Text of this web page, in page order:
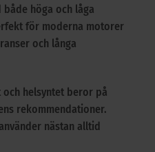
höga och låga
för moderna motorer
och långa
och helsyntet beror på
rekommendationer.
nästan alltid